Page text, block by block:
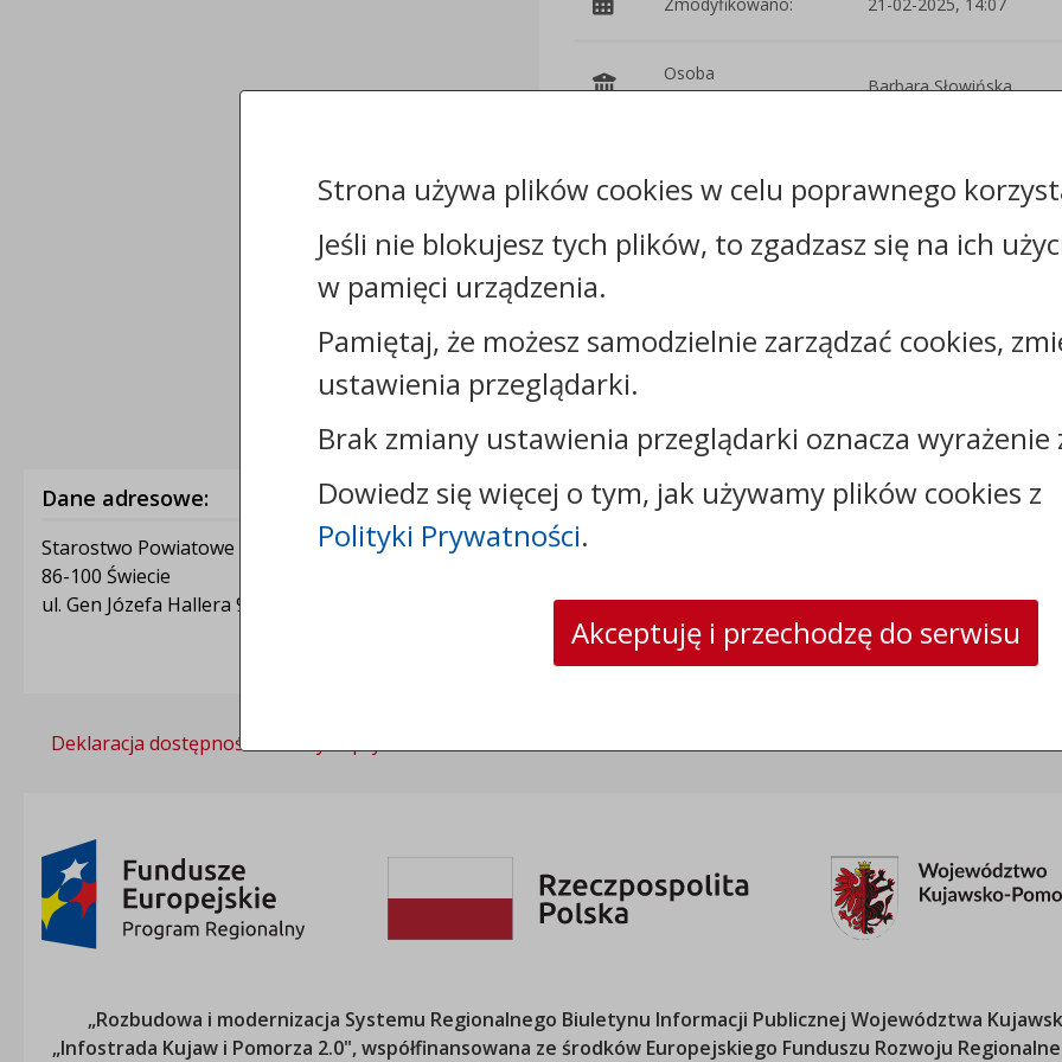
Osoba
odpowiedzialna:
Barbara Słowińska
udostępniający:
Powiatowe w Świeciu
Załączniki
Rejestr zmian
Dane adresowe:
Starostwo Powiatowe w Świeciu
86-100 Świecie
ul. Gen Józefa Hallera 9
Kontakt:
tel.:
e-mail:sekretariat@csw.pl
skrytka ePUAP: /CSW/SkrytkaESP
strona www:www.csw.pl
Deklaracja dostępności
„Rozbudowa i modernizacja Systemu Regionalnego Biuletynu Informacji PublicznejWojewództwa
„Infostrada Kujaw i Pomorza 2.0", współfinansowana ze środków Europejskiego Funduszu Rozwoju
Strona używa plików cookies w celu poprawnego
Jeśli nie blokujesz tych plików, to zgadzasz się na ich
w pamięci urządzenia.
Pamiętaj, że możesz samodzielnie zarządzać cookies,
ustawienia przeglądarki.
Brak zmiany ustawienia przeglądarki oznacza wyrażenie
Dowiedz się więcej o tym, jak używamy plików cookies z
Polityki Prywatności.
Akceptuję i przechodzę do serwisu